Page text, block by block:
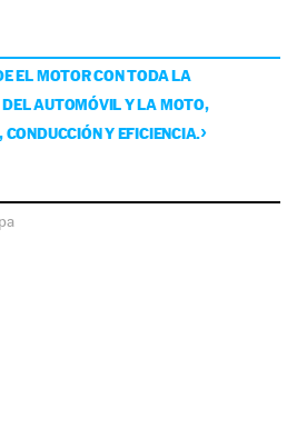
EL MOTOR CON TODA LA
AUTOMÓVIL Y LA MOTO,
Y EFICIENCIA.